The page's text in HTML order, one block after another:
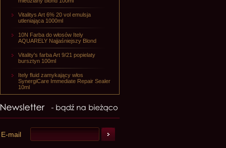
Vitalitys Art 6% 20 vol emulsja
utleniająca 1000ml
10N Farba do włosów Itely
AQUARELY Najjaśniejszy Blond
Vitality's farba Art 9/21 popielaty
bursztyn 100ml
Itely fluid zamykający włos
SynergiCare Immediate Repair Sealer
10ml
E-mail